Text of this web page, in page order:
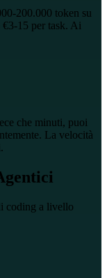
200.000 token su
15 per task. Ai
che minuti, puoi
La velocità
coding a livello